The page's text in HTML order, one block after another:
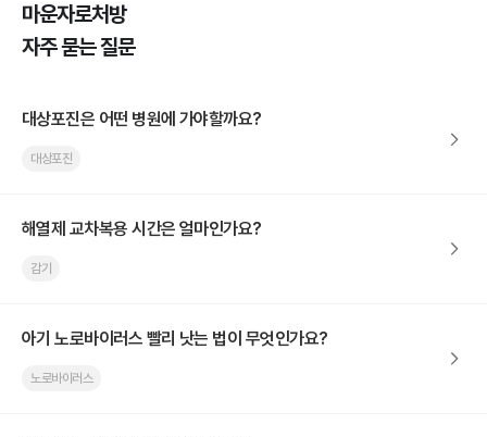
마운자로처방
자주 묻는 질문
대상포진은 어떤 병원에 가야할까요?
대상포진
해열제 교차복용 시간은 얼마인가요?
감기
아기 노로바이러스 빨리 낫는 법이 무엇인가요?
노로바이러스